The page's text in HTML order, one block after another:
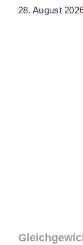
28. August